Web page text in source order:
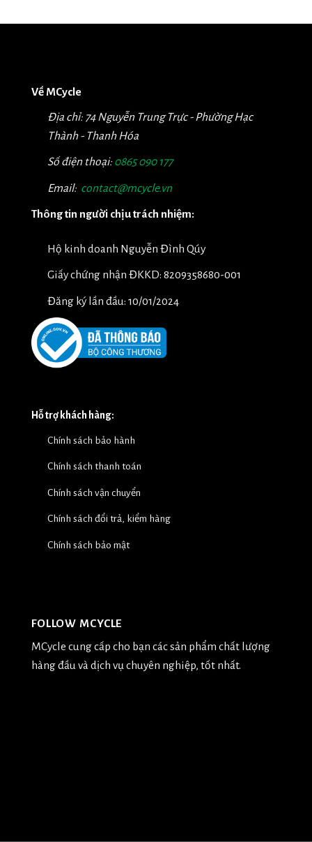
Về MCycle
Địa chỉ: 74 Nguyễn Trung Trực - Phường Hạc
Thành - Thanh Hóa
Số điện thoại: 0865 090 177
Email: contact@mcycle.vn
Thông tin người chịu trách nhiệm:
Hộ kinh doanh Nguyễn Đình Qúy
Giấy chứng nhận ĐKKD: 8209358680-001
Đăng ký lần đầu: 10/01/2024
Hỗ trợ khách hàng:
Chính sách bảo hành
Chính sách thanh toán
Chính sách vận chuyển
Chính sách đổi trả, kiểm hàng
Chính sách bảo mật
FOLLOW MCYCLE
MCycle cung cấp cho bạn các sản phẩm chất lượng
hàng đầu và dịch vụ chuyên nghiệp, tốt nhất.